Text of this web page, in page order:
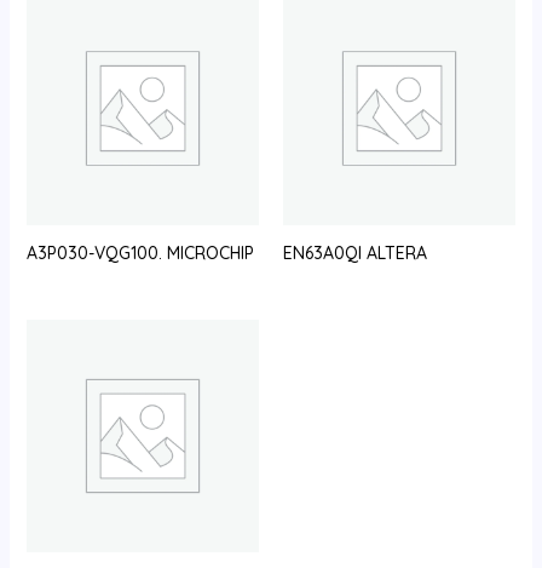
A3P030-VQG100. MICROCHIP EN63A0QI ALTERA